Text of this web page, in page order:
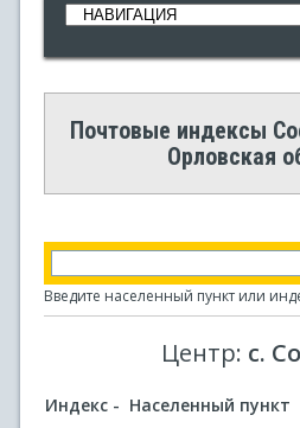
Почтовые индексы
Орловская
Введите населенный пункт или
Центр: с.
Индекс - Населенный пункт